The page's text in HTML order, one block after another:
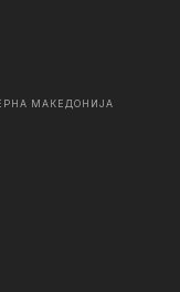
МАКЕДОНИЈА